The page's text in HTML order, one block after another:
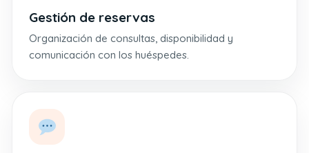
Gestión de reservas
Organización de consultas, disponibilidad y
comunicación con los huéspedes.